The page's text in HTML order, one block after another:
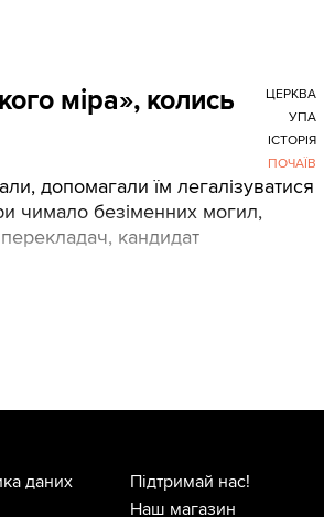
міра», колись
допомагали їм легалізуватися
чимало безіменних могил,
кандидат
ЦЕРКВА
УПА
ІСТОРІЯ
ПОЧАЇВ
даних
Підтримай нас!
Наш магазин